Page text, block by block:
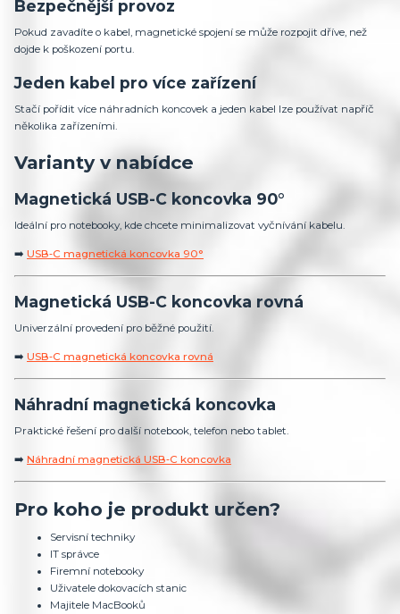
Bezpečnější provoz
Pokud zavadíte o kabel, magnetické spojení se může rozpojit dříve, než
dojde k poškození portu.
Jeden kabel pro více zařízení
Stačí pořídit více náhradních koncovek a jeden kabel lze používat napříč
několika zařízeními.
Varianty v nabídce
Magnetická USB-C koncovka 90°
Ideální pro notebooky, kde chcete minimalizovat vyčnívání kabelu.
➡️ USB‑C magnetická koncovka 90°
Magnetická USB-C koncovka rovná
Univerzální provedení pro běžné použití.
➡️ USB‑C magnetická koncovka rovná
Náhradní magnetická koncovka
Praktické řešení pro další notebook, telefon nebo tablet.
➡️ Náhradní magnetická USB‑C koncovka
Pro koho je produkt určen?
Servisní techniky
IT správce
Firemní notebooky
Uživatele dokovacích stanic
Majitele MacBooků